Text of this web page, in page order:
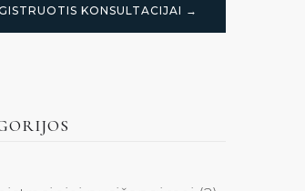
KONSULTACIJAI →